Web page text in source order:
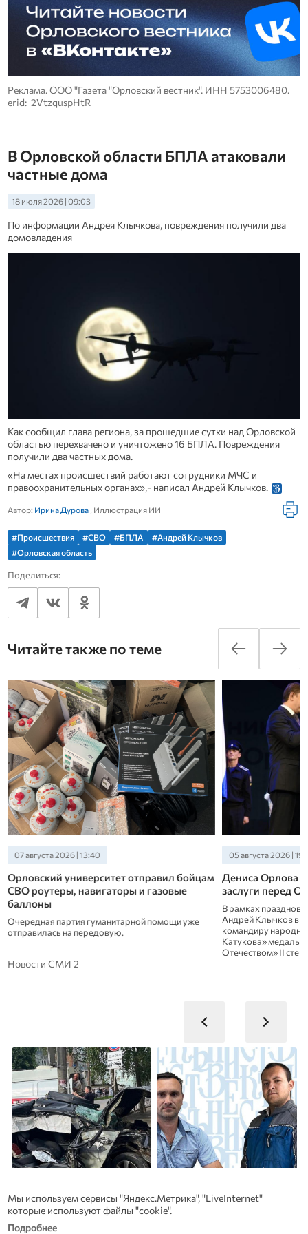
Реклама. ООО "Газета "Орловский вестник". ИНН 5753006480.
erid: 2VtzquspHtR
В Орловской области БПЛА атаковали
частные дома
18 июля 2026 | 09:03
По информации Андрея Клычкова, повреждения получили два
домовладения
Как сообщил глава региона, за прошедшие сутки над Орловской
областью перехвачено и уничтожено 16 БПЛА. Повреждения
получили два частных дома.
«На местах происшествий работают сотрудники МЧС и
правоохранительных органах»,- написал Андрей Клычков.
Автор: Ирина Дурова, Иллюстрация ИИ
#Происшествия #СВО #БПЛА
#Андрей Клычков
#Орловская область
Поделиться:
Читайте также по теме
05 августа 2026 | 19:30
Дениса Орлова наградили медалью «За
заслуги перед Отчеством»
В рамках празднования Дня города губернатор
Андрей Клычков вручил участнику СВО и
командиру народной дружины «Бригада
Катукова» медаль ордена «За заслуги перед
05 августа 2026 |
Ночью над
Об этом сообщил
Новости СМИ 2
Мы используем сервисы "Яндекс.Метрика", "LiveInternet"
которые используют файлы "cookie".
Подробнее